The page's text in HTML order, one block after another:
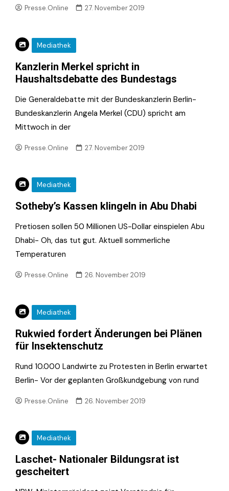
Presse.Online 27. November 2019
Mediathek
Kanzlerin Merkel spricht in
Haushaltsdebatte des Bundestags
Die Generaldebatte mit der Bundeskanzlerin Berlin-
Bundeskanzlerin Angela Merkel (CDU) spricht am
Mittwoch in der
Presse.Online 27. November 2019
Mediathek
Sotheby’s Kassen klingeln in Abu Dhabi
Pretiosen sollen 50 Millionen US-Dollar einspielen Abu
Dhabi- Oh, das tut gut. Aktuell sommerliche
Temperaturen
Presse.Online 26. November 2019
Mediathek
Rukwied fordert Änderungen bei Plänen
für Insektenschutz
Rund 10.000 Landwirte zu Protesten in Berlin erwartet
Berlin- Vor der geplanten Großkundgebung von rund
Presse.Online 26. November 2019
Mediathek
Laschet- Nationaler Bildungsrat ist
gescheitert